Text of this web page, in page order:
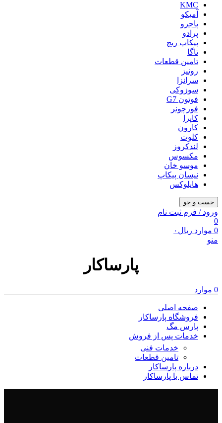
KMC
آمیکو
پاجرو
پرادو
پیکاپ ریچ
تاگا
تامین قطعات
رونیز
سرانزا
سوزوکی
فوتون G7
فورچونر
کاپرا
کارون
کلوت
لندکروز
مکسوس
موسو خان
نیسان پیکاپ
هایلوکس
جست و جو
ورود / فرم ثبت نام
0
0 موارد ریال ۰
منو
پارساکار
0 موارد
صفحه اصلی
فروشگاه پارساکار
پارس مگ
خدمات پس از فروش
خدمات فنی
تامین قطعات
درباره پارساکار
تماس با پارساکار